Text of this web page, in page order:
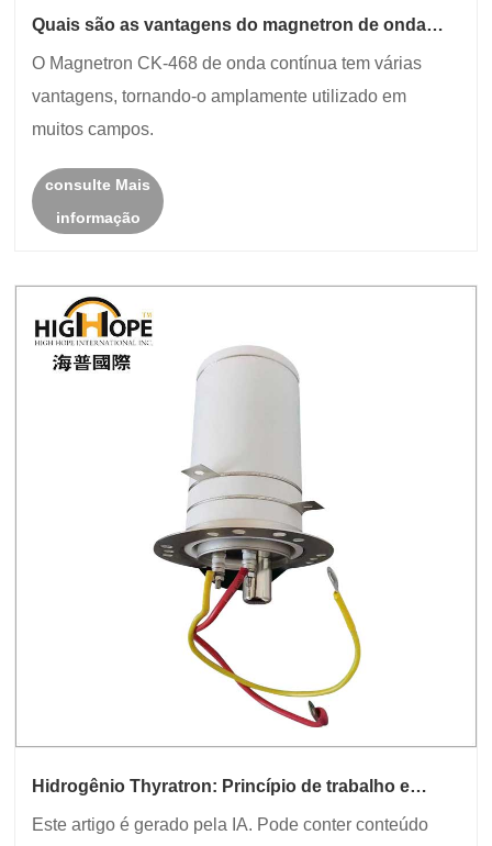
Quais são as vantagens do magnetron de onda
O Magnetron CK-468 de onda contínua tem várias
vantagens, tornando-o amplamente utilizado em
muitos campos.
consulte Mais
informação
Hidrogênio Thyratron: Princípio de trabalho e
Este artigo é gerado pela IA. Pode conter conteúdo